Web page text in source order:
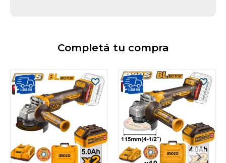
Completá tu compra